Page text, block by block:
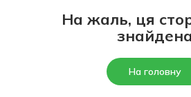
На жаль, ця
На головну